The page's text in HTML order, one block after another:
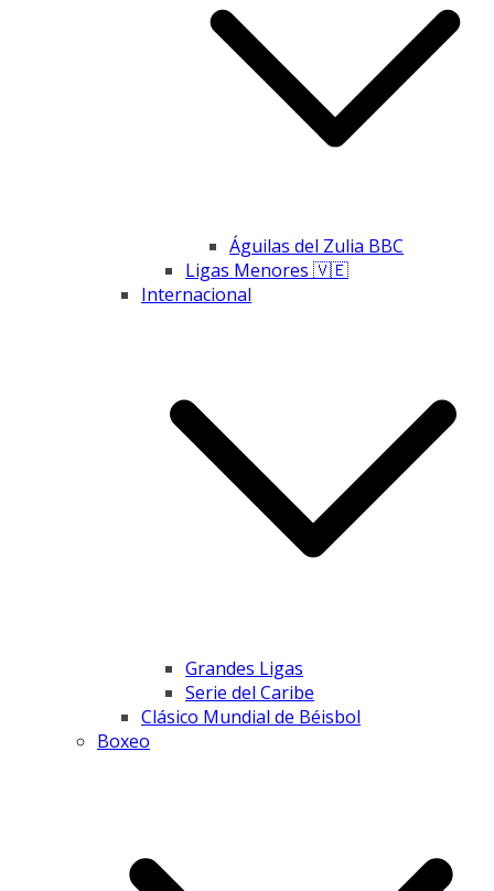
Águilas del Zulia BBC
Ligas Menores 🇻🇪
Internacional
Grandes Ligas
Serie del Caribe
Clásico Mundial de Béisbol
Boxeo